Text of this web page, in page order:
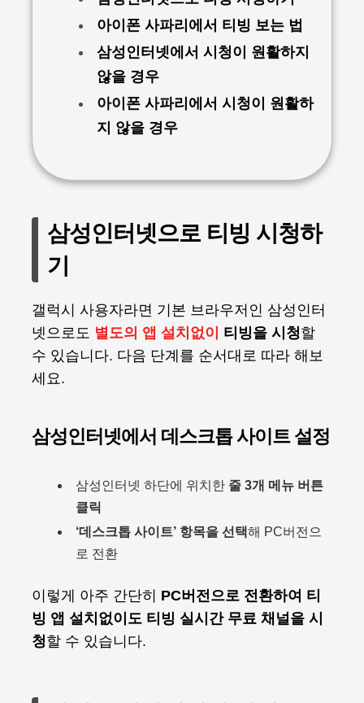
아이폰 사파리에서 티빙 보는 법
삼성인터넷에서 시청이 원활하지
않을 경우
아이폰 사파리에서 시청이 원활하
지 않을 경우
삼성인터넷으로 티빙 시청하
기
갤럭시 사용자라면 기본 브라우저인 삼성인터
넷으로도 별도의 앱 설치없이 티빙을 시청할
수 있습니다. 다음 단계를 순서대로 따라 해보
세요.
삼성인터넷에서 데스크톱 사이트 설정
삼성인터넷 하단에 위치한 줄 3개 메뉴 버튼
클릭
‘데스크톱 사이트’ 항목을 선택해 PC버전으
로 전환
이렇게 아주 간단히 PC버전으로 전환하여 티
빙 앱 설치없이도 티빙 실시간 무료 채널을 시
청할 수 있습니다.